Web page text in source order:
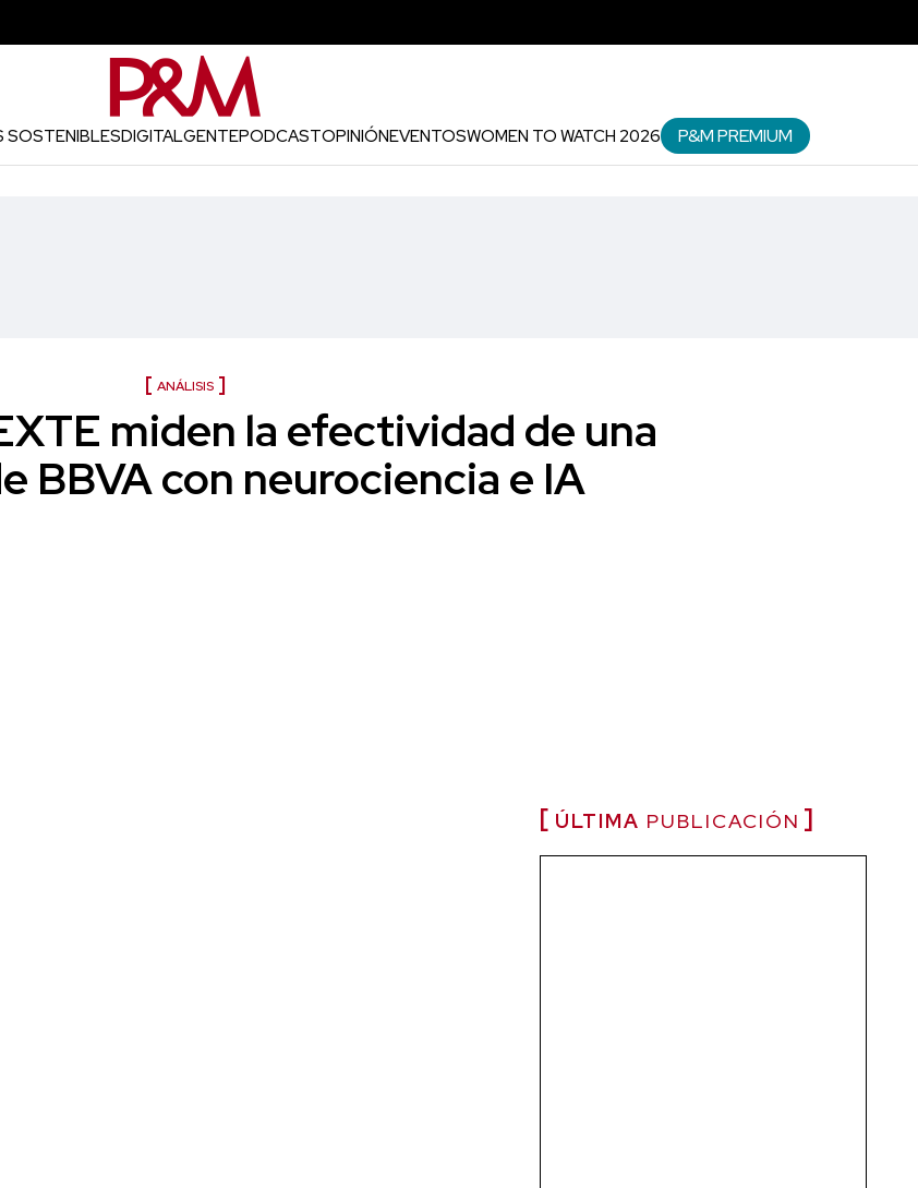
SOSTENIBLESDIGITALGENTEPODCASTOPINIÓNEVENTOSWOMEN TO WATCH 2026 P&M PREMIUM
ANÁLISIS
miden la efectividad de una
BBVA con neurociencia e IA
ÚLTIMA PUBLICACIÓN